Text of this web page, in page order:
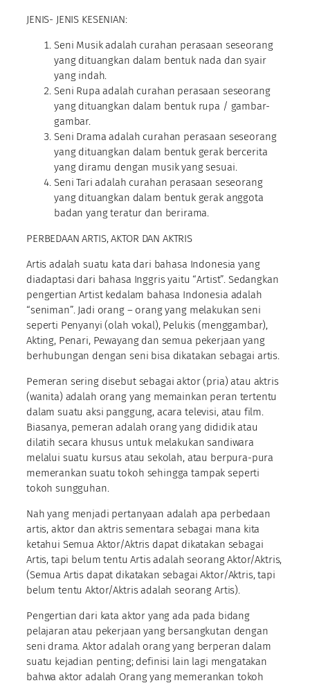
JENIS- JENIS KESENIAN:
Seni Musik adalah curahan perasaan seseorang
yang dituangkan dalam bentuk nada dan syair
yang indah.
Seni Rupa adalah curahan perasaan seseorang
yang dituangkan dalam bentuk rupa / gambar-
gambar.
Seni Drama adalah curahan perasaan seseorang
yang dituangkan dalam bentuk gerak bercerita
yang diramu dengan musik yang sesuai.
Seni Tari adalah curahan perasaan seseorang
yang dituangkan dalam bentuk gerak anggota
badan yang teratur dan berirama.
PERBEDAAN ARTIS, AKTOR DAN AKTRIS
Artis adalah suatu kata dari bahasa Indonesia yang
diadaptasi dari bahasa Inggris yaitu “Artist”. Sedangkan
pengertian Artist kedalam bahasa Indonesia adalah
“seniman”. Jadi orang – orang yang melakukan seni
seperti Penyanyi (olah vokal), Pelukis (menggambar),
Akting, Penari, Pewayang dan semua pekerjaan yang
berhubungan dengan seni bisa dikatakan sebagai artis.
Pemeran sering disebut sebagai aktor (pria) atau aktris
(wanita) adalah orang yang memainkan peran tertentu
dalam suatu aksi panggung, acara televisi, atau film.
Biasanya, pemeran adalah orang yang dididik atau
dilatih secara khusus untuk melakukan sandiwara
melalui suatu kursus atau sekolah, atau berpura-pura
memerankan suatu tokoh sehingga tampak seperti
tokoh sungguhan.
Nah yang menjadi pertanyaan adalah apa perbedaan
artis, aktor dan aktris sementara sebagai mana kita
ketahui Semua Aktor/Aktris dapat dikatakan sebagai
Artis, tapi belum tentu Artis adalah seorang Aktor/Aktris,
(Semua Artis dapat dikatakan sebagai Aktor/Aktris, tapi
belum tentu Aktor/Aktris adalah seorang Artis).
Pengertian dari kata aktor yang ada pada bidang
pelajaran atau pekerjaan yang bersangkutan dengan
seni drama. Aktor adalah orang yang berperan dalam
suatu kejadian penting; definisi lain lagi mengatakan
bahwa aktor adalah Orang yang memerankan tokoh